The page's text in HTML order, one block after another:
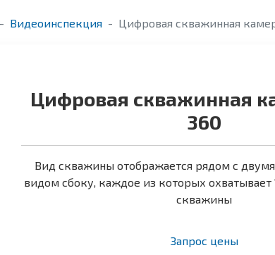
Видеоинспекция Цифровая скважинная
Цифровая скважинная
360
Вид скважины отображается рядом с
видом сбоку, каждое из которых охватывает
скважины
Запрос цены